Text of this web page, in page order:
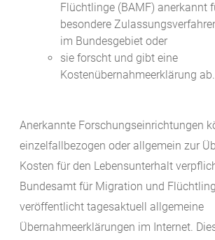
Flüchtlinge (BAMF) anerkannt
besondere
im Bundesgebiet oder
sie forscht und gibt eine
Kostenübernahmeerklärung ab.
Anerkannte Forschungseinrichtungen
einzelfallbezogen oder allgemein zur
Kosten für den Lebensunterhalt
Bundesamt für Migration und
veröffentlicht tagesaktuell allgemeine
Übernahmeerklärungen im Internet.